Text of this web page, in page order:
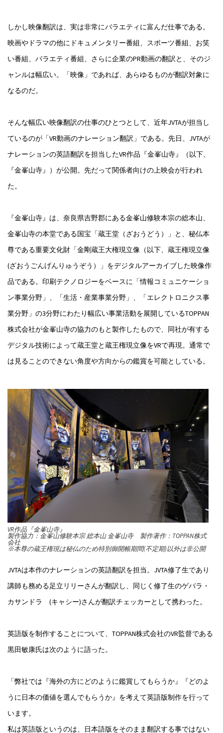
しかし映像翻訳は、実は非常にバラエティに富んだ仕事である。
映画やドラマの他にドキュメンタリー番組、スポーツ番組、お笑
い番組、バラエティ番組、さらに企業のPR動画の翻訳と、そのジ
ャンルは幅広い。「映像」であれば、あらゆるものが翻訳対象に
なるのだ。
そんな幅広い映像翻訳の仕事のひとつとして、近年JVTAが担当し
ているのが「VR動画のナレーション翻訳」である。先日、JVTAが
ナレーションの英語翻訳を担当したVR作品『金峯山寺』（以下、
『金峯山寺』）が公開。先だって関係者向けの上映会が行われ
た。
『金峯山寺』は、奈良県吉野郡にある金峯山修験本宗の総本山、
金峯山寺の本堂である国宝「蔵王堂（ざおうどう）」と、秘仏本
尊である重要文化財「金剛蔵王大権現立像（以下、蔵王権現立像
(ざおうごんげんりゅうぞう）」をデジタルアーカイブした映像作
品である。印刷テクノロジーをベースに「情報コミュニケーショ
ン事業分野」、「生活・産業事業分野」、「エレクトロニクス事
業分野」の3分野にわたり幅広い事業活動を展開しているTOPPAN
株式会社が金峯山寺の協力のもと製作したもので、同社が有する
デジタル技術によって蔵王堂と蔵王権現立像をVRで再現。通常で
は見ることのできない角度や方向からの鑑賞を可能としている。
VR作品『金峯山寺』
製作協力：金峯山修験本宗 総本山 金峯山寺 製作著作：TOPPAN株式
会社
※本尊の蔵王権現は秘仏のため特別御開帳期間(不定期)以外は非公開
JVTAは本作のナレーションの英語翻訳を担当。JVTA修了生であり
講師も務める足立リリーさんが翻訳し、同じく修了生のゲバラ・
カサンドラ (キャシー)さんが翻訳チェッカーとして携わった。
英語版を制作することについて、TOPPAN株式会社のVR監督である
黒田敏康氏は次のように語った。
「弊社では『海外の方にどのように鑑賞してもらうか』『どのよ
うに日本の価値を選んでもらうか』を考えて英語版制作を行って
います。
私は英語版というのは、日本語版をそのまま翻訳する事ではない